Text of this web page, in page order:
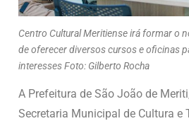
Centro Cultural Meritiense irá formar o
de oferecer diversos cursos e oficinas
interesses Foto: Gilberto Rocha
A Prefeitura de São João de
Secretaria Municipal de Cultura e